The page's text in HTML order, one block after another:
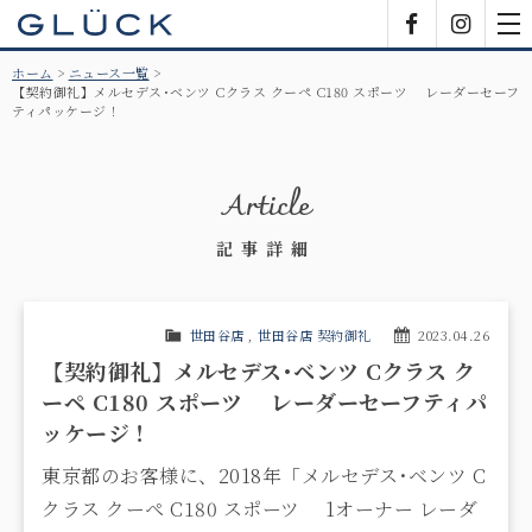
ホーム
ニュース一覧
【契約御礼】メルセデス･ベンツ Cクラス クーペ C180 スポーツ レーダーセーフ
ティパッケージ！
Article
記事詳細
2023.04.26
世田谷店 世田谷店 契約御礼
【契約御礼】メルセデス･ベンツ Cクラス ク
ーペ C180 スポーツ レーダーセーフティパ
ッケージ！
東京都のお客様に、2018年「メルセデス･ベンツ C
クラス クーペ C180 スポーツ 1オーナー レーダ